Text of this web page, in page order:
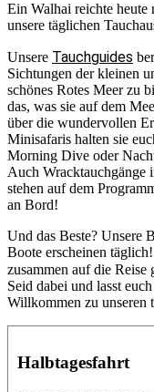
Ein Walhai reichte heute
unsere täglichen
Unsere Tauchguides
Sichtungen der kleinen
schönes Rotes Meer zu
das, was sie auf dem
über die wundervollen
Minisafaris halten sie
Morning Dive oder
Auch Wracktauchgänge
stehen auf dem
an Bord!
Und das Beste? Unsere
Boote erscheinen
zusammen auf die Reise
Seid dabei und lasst
Willkommen zu unseren
Halbtagesfahrt